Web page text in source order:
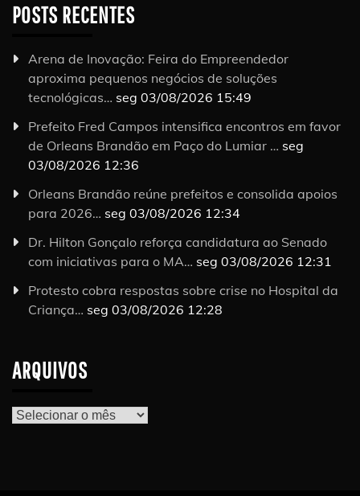
POSTS RECENTES
Arena de Inovação: Feira do Empreendedor
aproxima pequenos negócios de soluções
tecnológicas… seg 03/08/2026 15:49
Prefeito Fred Campos intensifica encontros em favor
de Orleans Brandão em Paço do Lumiar … seg
03/08/2026 12:36
Orleans Brandão reúne prefeitos e consolida apoios
para 2026… seg 03/08/2026 12:34
Dr. Hilton Gonçalo reforça candidatura ao Senado
com iniciativas para o MA… seg 03/08/2026 12:31
Protesto cobra respostas sobre crise no Hospital da
Criança… seg 03/08/2026 12:28
ARQUIVOS
Arquivos